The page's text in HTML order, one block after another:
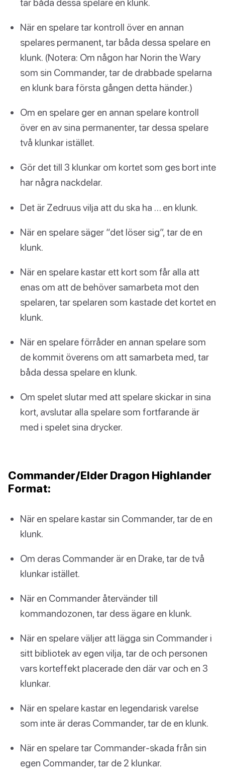
När en spelare tar kontroll över en annan
spelares permanent, tar båda dessa spelare en
klunk. (Notera: Om någon har Norin the Wary
som sin Commander, tar de drabbade spelarna
en klunk bara första gången detta händer.)
Om en spelare ger en annan spelare kontroll
över en av sina permanenter, tar dessa spelare
två klunkar istället.
Gör det till 3 klunkar om kortet som ges bort inte
har några nackdelar.
Det är Zedruus vilja att du ska ha … en klunk.
När en spelare säger “det löser sig”, tar de en
klunk.
När en spelare kastar ett kort som får alla att
enas om att de behöver samarbeta mot den
spelaren, tar spelaren som kastade det kortet en
klunk.
När en spelare förråder en annan spelare som
de kommit överens om att samarbeta med, tar
båda dessa spelare en klunk.
Om spelet slutar med att spelare skickar in sina
kort, avslutar alla spelare som fortfarande är
med i spelet sina drycker.
Commander/Elder Dragon Highlander
Format:
När en spelare kastar sin Commander, tar de en
klunk.
Om deras Commander är en Drake, tar de två
klunkar istället.
När en Commander återvänder till
kommandozonen, tar dess ägare en klunk.
När en spelare väljer att lägga sin Commander i
sitt bibliotek av egen vilja, tar de och personen
vars korteffekt placerade den där var och en 3
klunkar.
När en spelare kastar en legendarisk varelse
som inte är deras Commander, tar de en klunk.
När en spelare tar Commander-skada från sin
egen Commander, tar de 2 klunkar.